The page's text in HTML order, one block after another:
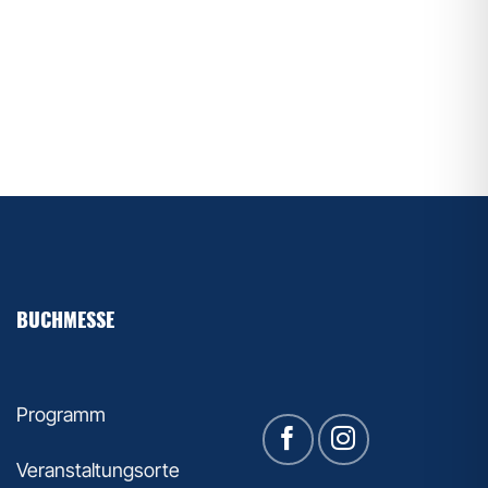
BUCHMESSE
Programm
Veranstaltungsorte